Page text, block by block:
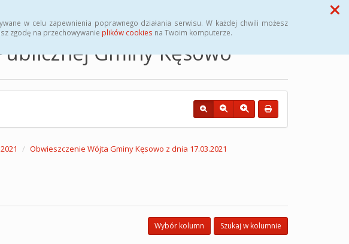
w celu zapewnienia poprawnego działania serwisu. W każdej chwili możesz
zgodę na przechowywanie plików cookies na Twoim komputerze.
Gminy Kęsowo
Obwieszczenie Wójta Gminy Kęsowo z dnia 17.03.2021
Szukaj w kolumnie
Wybór kolumn